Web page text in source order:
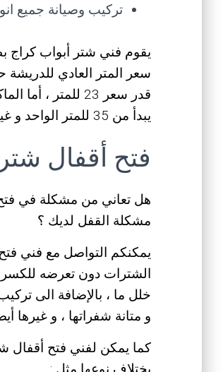
تركيب وصيانة جميع
يقوم فني شتر أبواب كراج
يبدأ من 35 للمتر الواحد و غيرها أيضا من خصائص و مميزات .
فتح أقفال
هل تعاني من مشكلة في
مشكلة القفل لديك ؟
يمكنكم التواصل مع فني
الشترات دون تعرضه
خلل ما ، بالإضافة الى
و متانة شفراتها ، و غيرها
كما يمكن لفني فتح أقفال